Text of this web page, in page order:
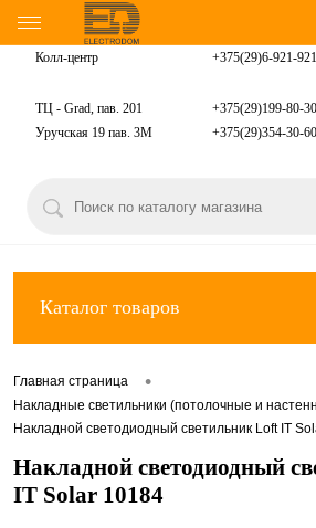
Колл-центр +375(29)6-921-921
ТЦ - Grad, пав. 201 +375(29)199-80-30
Уручская 19 пав. 3М +375(29)354-30-60
Каталог товаров
Главная страница •
Накладные светильники (потолочные и
Накладной светодиодный светильник Loft IT
Накладной светодиодный
IT Solar 10184